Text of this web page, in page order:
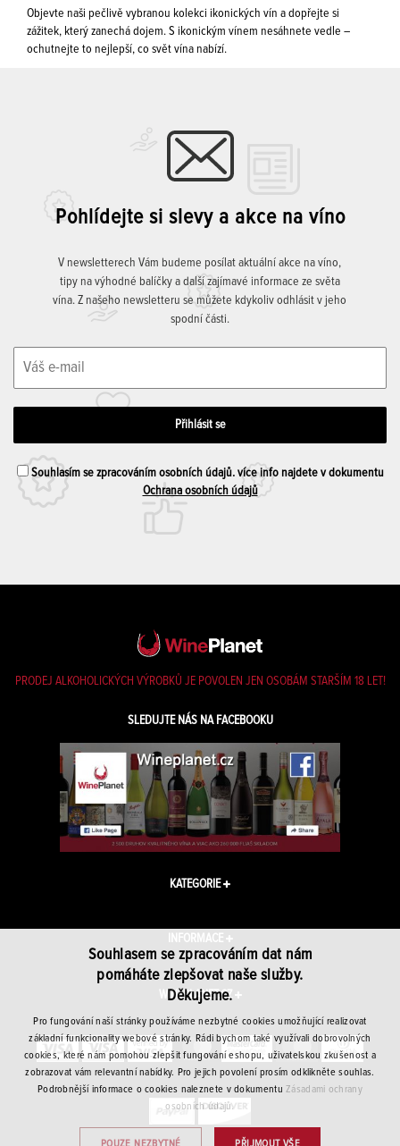
Objevte naši pečlivě vybranou kolekci ikonických vín a dopřejte si
zážitek, který zanechá dojem. S ikonickým vínem nesáhnete vedle –
ochutnejte to nejlepší, co svět vína nabízí.
Pohlídejte si slevy a akce na víno
V newsletterech Vám budeme posílat aktuální akce na víno,
tipy na výhodné balíčky a další zajímavé informace ze světa
vína. Z našeho newsletteru se můžete kdykoliv odhlásit v jeho
spodní části.
Souhlasím se zpracováním osobních údajů. více info najdete v dokumentu
Ochrana osobních údajů
PRODEJ ALKOHOLICKÝCH VÝROBKŮ JE POVOLEN JEN OSOBÁM STARŠÍM 18 LET!
SLEDUJTE NÁS NA FACEBOOKU
KATEGORIE
INFORMACE
WINEPLANET.CZ
Souhlasem se zpracováním dat nám
pomáháte zlepšovat naše služby.
Děkujeme.
Pro fungování naší stránky používáme nezbytné cookies umožňující realizovat
základní funkcionality webové stránky. Rádi bychom také využívali dobrovolných
cookies, které nám pomohou zlepšit fungování eshopu, uživatelskou zkušenost a
zobrazovat vám relevantní nabídky. Pro jejich povolení prosím odklikněte souhlas.
Podrobnější informace o cookies naleznete v dokumentuZásadami ochrany
osobních údajů.